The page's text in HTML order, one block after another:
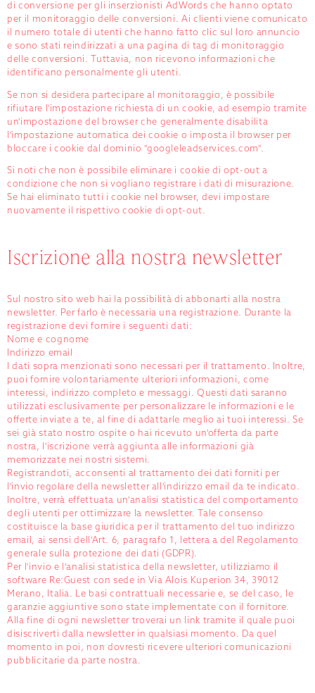
di conversione per gli inserzionisti AdWords che hanno optato
per il monitoraggio delle conversioni. Ai clienti viene comunicato
il numero totale di utenti che hanno fatto clic sul loro annuncio
e sono stati reindirizzati a una pagina di tag di monitoraggio
delle conversioni. Tuttavia, non ricevono informazioni che
identificano personalmente gli utenti.
Se non si desidera partecipare al monitoraggio, è possibile
rifiutare l'impostazione richiesta di un cookie, ad esempio tramite
un'impostazione del browser che generalmente disabilita
l'impostazione automatica dei cookie o imposta il browser per
bloccare i cookie dal dominio "googleleadservices.com".
Si noti che non è possibile eliminare i cookie di opt-out a
condizione che non si vogliano registrare i dati di misurazione.
Se hai eliminato tutti i cookie nel browser, devi impostare
nuovamente il rispettivo cookie di opt-out.
Iscrizione alla nostra newsletter
Sul nostro sito web hai la possibilità di abbonarti alla nostra
newsletter. Per farlo è necessaria una registrazione. Durante la
registrazione devi fornire i seguenti dati:
Nome e cognome
Indirizzo email
I dati sopra menzionati sono necessari per il trattamento. Inoltre,
puoi fornire volontariamente ulteriori informazioni, come
interessi, indirizzo completo e messaggi. Questi dati saranno
utilizzati esclusivamente per personalizzare le informazioni e le
offerte inviate a te, al fine di adattarle meglio ai tuoi interessi. Se
sei già stato nostro ospite o hai ricevuto un'offerta da parte
nostra, l'iscrizione verrà aggiunta alle informazioni già
memorizzate nei nostri sistemi.
Registrandoti, acconsenti al trattamento dei dati forniti per
l'invio regolare della newsletter all'indirizzo email da te indicato.
Inoltre, verrà effettuata un'analisi statistica del comportamento
degli utenti per ottimizzare la newsletter. Tale consenso
costituisce la base giuridica per il trattamento del tuo indirizzo
email, ai sensi dell'Art. 6, paragrafo 1, lettera a del Regolamento
generale sulla protezione dei dati (GDPR).
Per l'invio e l'analisi statistica della newsletter, utilizziamo il
software Re:Guest con sede in Via Alois Kuperion 34, 39012
Merano, Italia. Le basi contrattuali necessarie e, se del caso, le
garanzie aggiuntive sono state implementate con il fornitore.
Alla fine di ogni newsletter troverai un link tramite il quale puoi
disiscriverti dalla newsletter in qualsiasi momento. Da quel
momento in poi, non dovresti ricevere ulteriori comunicazioni
pubblicitarie da parte nostra.